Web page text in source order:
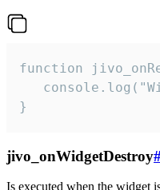
function
}
jivo_onWidgetDestroy
Is executed when the widget